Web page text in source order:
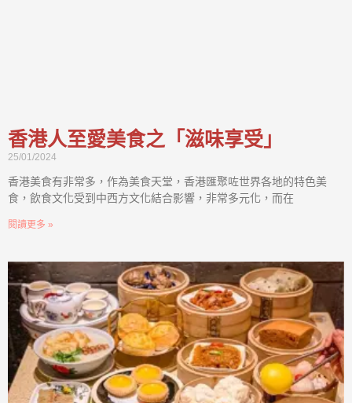
香港人至愛美食之「滋味享受」
25/01/2024
香港美食有非常多，作為美食天堂，香港匯聚咗世界各地的特色美
食，飲食文化受到中西方文化結合影響，非常多元化，而在
閱讀更多 »